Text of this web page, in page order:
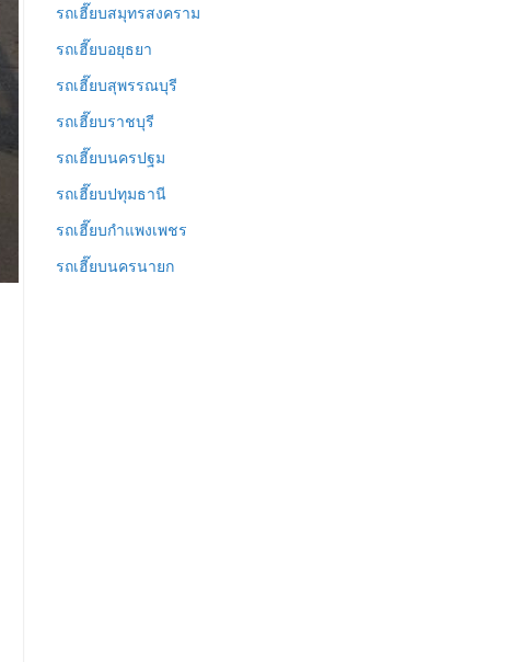
รถเฮี๊ยบสมุทรสงคราม
รถเฮี๊ยบอยุธยา
รถเฮี๊ยบสุพรรณบุรี
รถเฮี๊ยบราชบุรี
รถเฮี๊ยบนครปฐม
รถเฮี๊ยบปทุมธานี
รถเฮี๊ยบกำแพงเพชร
รถเฮี๊ยบนครนายก